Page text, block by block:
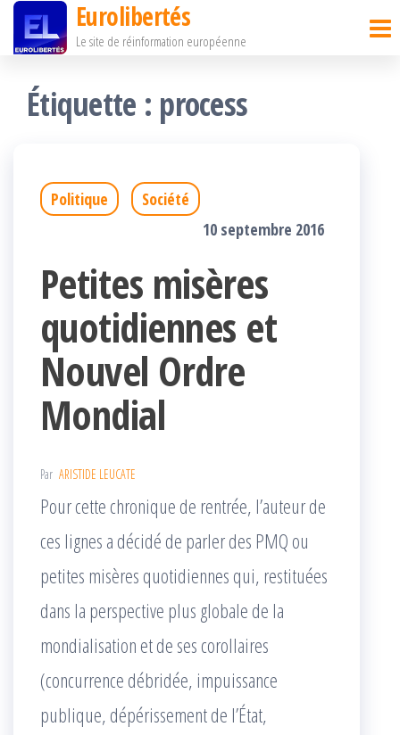
Passer
contenu
Eurolibertés
Le site de réinformation européenne
Étiquette : process
Politique
Société
10 septembre 2016
Petites misères
quotidiennes et
Nouvel Ordre
Mondial
Par ARISTIDE LEUCATE
Pour cette chronique de rentrée, l’auteur de
ces lignes a décidé de parler des PMQ ou
petites misères quotidiennes qui, restituées
dans la perspective plus globale de la
mondialisation et de ses corollaires
(concurrence débridée, impuissance
publique, dépérissement de l’État,